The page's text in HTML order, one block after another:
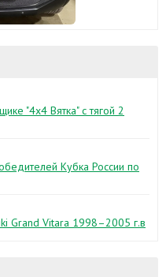
"4х4 Вятка" с тягой 2
Кубка России по
Grand Vitara 1998–2005 г.в